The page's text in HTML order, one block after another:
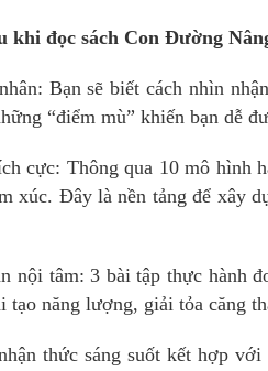
khi đọc sách Con Đường
Bạn sẽ biết cách nhìn
“điểm mù” khiến bạn dễ
cực: Thông qua 10 mô hình
xúc. Đây là nền tảng để xây
nội tâm: 3 bài tập thực hành
tạo năng lượng, giải tỏa căng
thức sáng suốt kết hợp